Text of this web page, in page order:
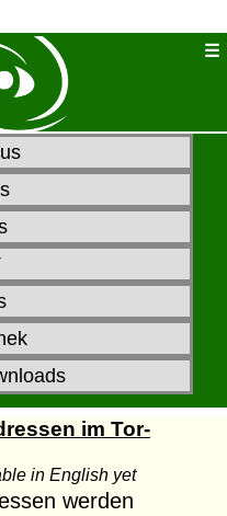
im Tor-
in English yet
werden